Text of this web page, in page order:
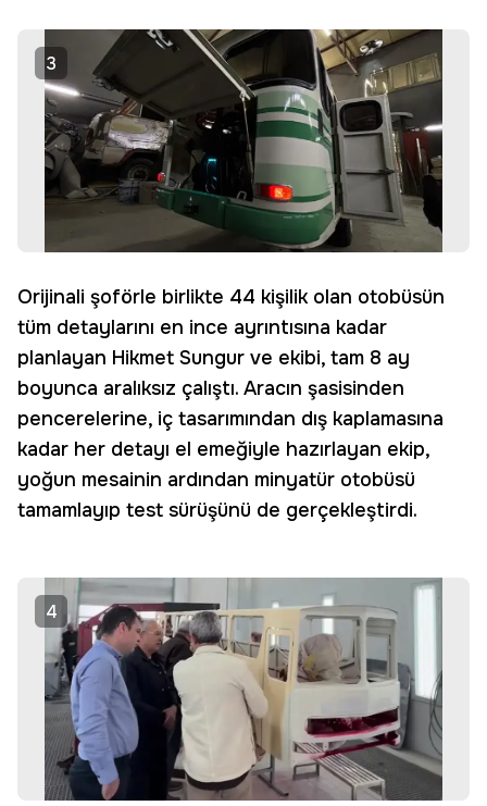
3
Orijinali şoförle birlikte 44 kişilik olan otobüsün
tüm detaylarını en ince ayrıntısına kadar
planlayan Hikmet Sungur ve ekibi, tam 8 ay
boyunca aralıksız çalıştı. Aracın şasisinden
pencerelerine, iç tasarımından dış kaplamasına
kadar her detayı el emeğiyle hazırlayan ekip,
yoğun mesainin ardından minyatür otobüsü
tamamlayıp test sürüşünü de gerçekleştirdi.
4